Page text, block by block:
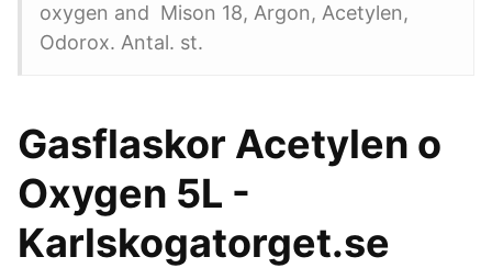
oxygen and Mison 18, Argon, Acetylen,
Odorox. Antal. st.
Gasflaskor Acetylen o
Oxygen 5L -
Karlskogatorget.se